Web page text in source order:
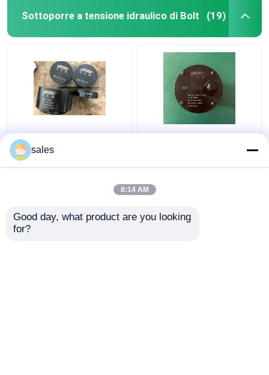
Sottoporre a tensione idraulico di Bolt (19)
Sollevamento massimo
di tensionamento
idraulico del cilindro
Barella M36x4 di Jack
sales
8:14 AM
Good day, what product are you looking
for?